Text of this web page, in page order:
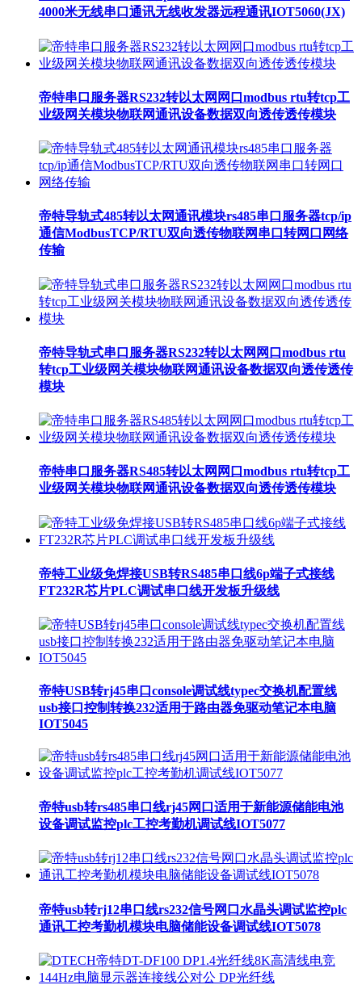
4000米无线串口通讯无线收发器远程通讯IOT5060(JX)
帝特串口服务器RS232转以太网网口modbus rtu转tcp工
业级网关模块物联网通讯设备数据双向透传透传模块
帝特导轨式485转以太网通讯模块rs485串口服务器tcp/ip
通信ModbusTCP/RTU双向透传物联网串口转网口网络
传输
帝特导轨式串口服务器RS232转以太网网口modbus rtu
转tcp工业级网关模块物联网通讯设备数据双向透传透传
模块
帝特串口服务器RS485转以太网网口modbus rtu转tcp工
业级网关模块物联网通讯设备数据双向透传透传模块
帝特工业级免焊接USB转RS485串口线6p端子式接线
FT232R芯片PLC调试串口线开发板升级线
帝特USB转rj45串口console调试线typec交换机配置线
usb接口控制转换232适用于路由器免驱动笔记本电脑
IOT5045
帝特usb转rs485串口线rj45网口适用于新能源储能电池
设备调试监控plc工控考勤机调试线IOT5077
帝特usb转rj12串口线rs232信号网口水晶头调试监控plc
通讯工控考勤机模块电脑储能设备调试线IOT5078